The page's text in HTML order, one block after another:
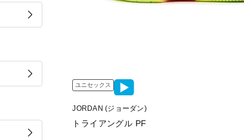
ユニセックス
JORDAN (ジョーダン)
トライアングル PF